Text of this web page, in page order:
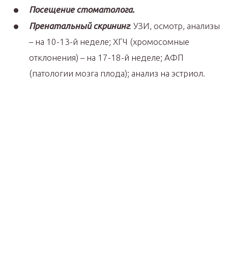
Посещение стоматолога.
Пренатальный скрининг: УЗИ, осмотр, анализы
– на 10-13-й неделе; ХГЧ (хромосомные
отклонения) – на 17-18-й неделе; АФП
(патологии мозга плода); анализ на эстриол.